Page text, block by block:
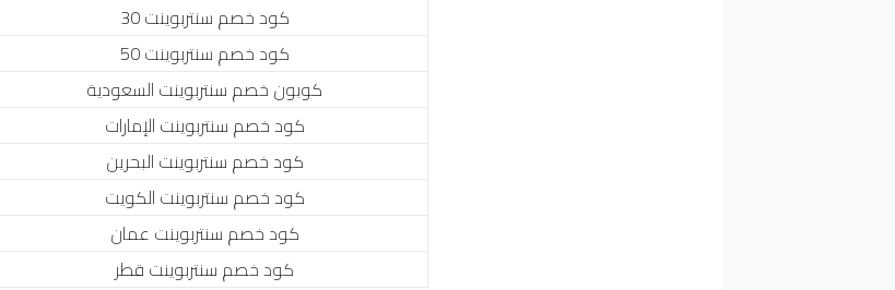
كود خصم سنتربوينت 30
كود خصم سنتربوينت 50
كوبون خصم سنتربوينت السعودية
كود خصم سنتربوينت الإمارات
كود خصم سنتربوينت البحرين
كود خصم سنتربوينت الكويت
كود خصم سنتربوينت عمان
كود خصم سنتربوينت قطر